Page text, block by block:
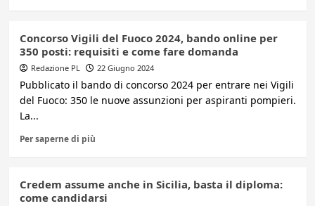
Concorso Vigili del Fuoco 2024, bando online per
350 posti: requisiti e come fare domanda
Redazione PL 22 Giugno 2024
Pubblicato il bando di concorso 2024 per entrare nei Vigili
del Fuoco: 350 le nuove assunzioni per aspiranti pompieri.
La...
Per saperne di più
Credem assume anche in Sicilia, basta il diploma:
come candidarsi